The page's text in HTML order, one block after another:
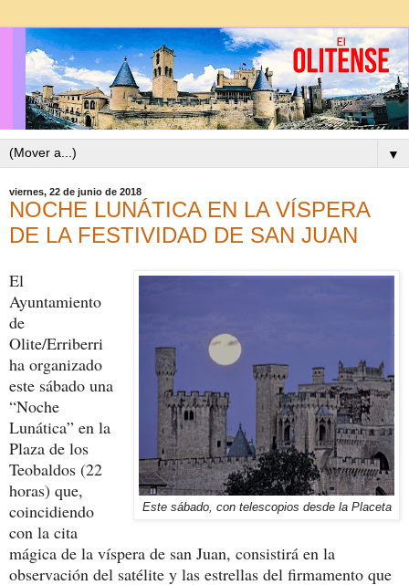
▼
viernes, 22 de junio de 2018
NOCHE LUNÁTICA EN LA VÍSPERA
DE LA FESTIVIDAD DE SAN JUAN
Este sábado, con telescopios desde la Placeta
El
Ayuntamiento
de
Olite/Erriberri
ha organizado
este sábado una
“Noche
Lunática” en la
Plaza de los
Teobaldos (22
horas) que,
coincidiendo
con la cita
mágica de la víspera de san Juan, consistirá en la
observación del satélite y las estrellas del firmamento que